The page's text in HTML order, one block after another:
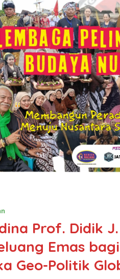
Prof. Didik
Emas
Geo-Politik